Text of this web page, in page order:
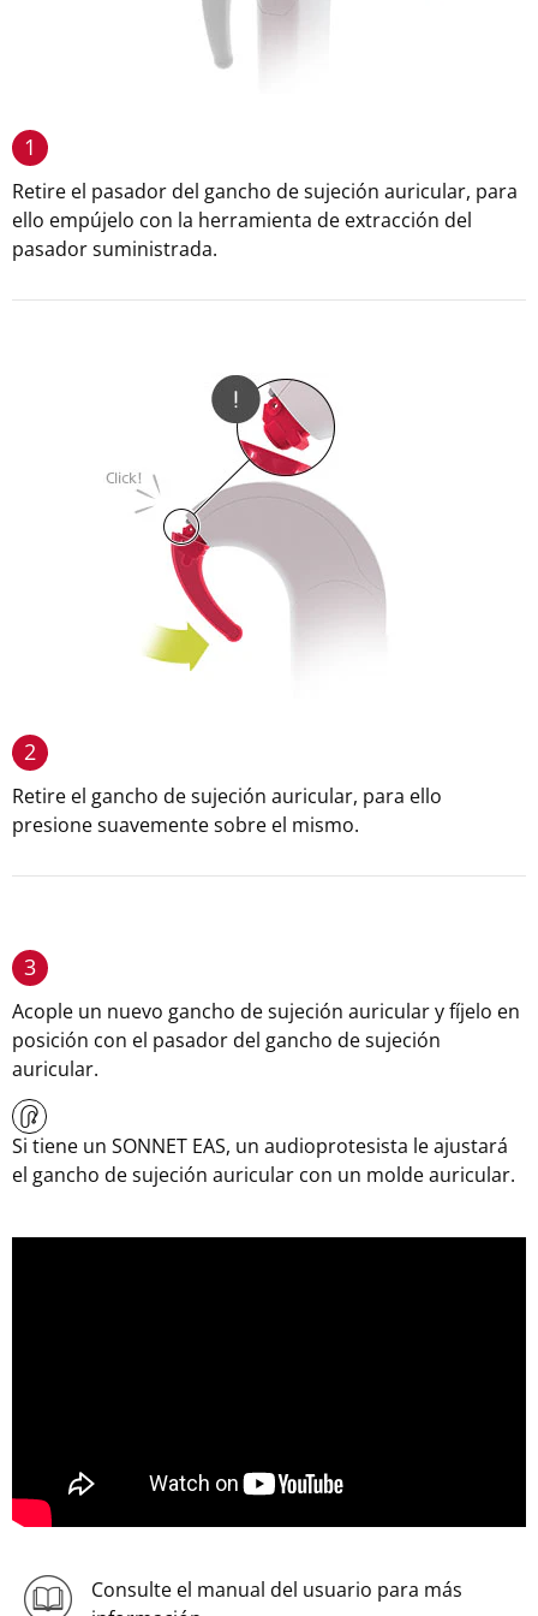
1
Retire el pasador del gancho de sujeción auricular, para
ello empújelo con la herramienta de extracción del
pasador suministrada.
2
Retire el gancho de sujeción auricular, para ello
presione suavemente sobre el mismo.
3
Acople un nuevo gancho de sujeción auricular y fíjelo en
posición con el pasador del gancho de sujeción
auricular.
Si tiene un SONNET EAS, un audioprotesista le ajustará
el gancho de sujeción auricular con un molde auricular.
Consulte el manual del usuario para más